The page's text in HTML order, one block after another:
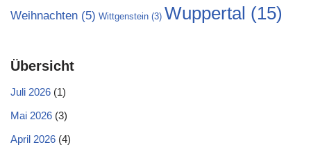
Weihnachten (5) Wittgenstein (3) Wuppertal (15)
Übersicht
Juli 2026 (1)
Mai 2026 (3)
April 2026 (4)